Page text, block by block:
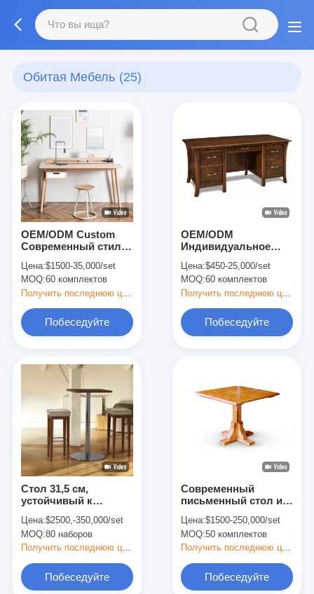
Обитая Мебель (25)
OEM/ODM Custom
Современный стиль
стол Долговечный с
массивной
деревянной рамой
или рамой из
нержавеющей стали
Цена:$1500-35,000/set
MOQ:60 комплектов
Получить последнюю цену
Побеседуйте
OEM/ODM
Индивидуальное
Китае Классический
стиль Персональный
стол/столик с
каркасом из массива
дерева, 4 ножки
Цена:$450-25,000/set
MOQ:60 комплектов
Побеседуйте
Стол 31,5 см,
устойчивый к
современный
компьютерный стол,
столик для кофе и
Цена:$2500,-350,000/set
MOQ:80 наборов
Получить последнюю цену
Побеседуйте
Современный
письменный стол из
современный
письменный стол с
деревянными и
Цена:$1500-250,000/set
MOQ:50 комплектов
Побеседуйте